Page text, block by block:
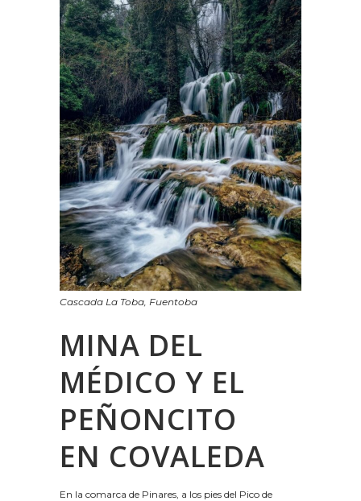
Cascada La Toba, Fuentoba
MINA DEL
MÉDICO Y EL
PEÑONCITO
EN COVALEDA
En la comarca de Pinares, a los pies del Pico de